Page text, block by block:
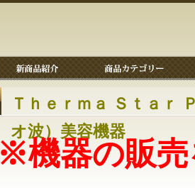
Ｔｈｅｒｍａ Ｓｔａｒ
オ波）美容機器
※機器の販売